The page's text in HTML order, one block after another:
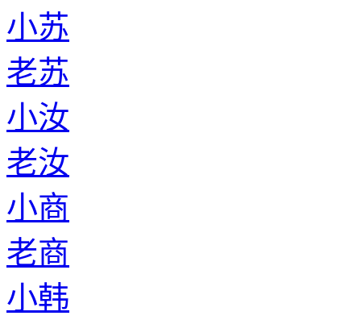
小苏
老苏
小汝
老汝
小商
老商
小韩